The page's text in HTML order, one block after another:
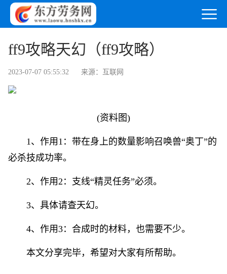
ff9攻略天幻（ff9攻略）
2023-07-07 05:55:32 来源：互联网
(资料图)
1、作用1：带在身上的数量影响召唤兽“奥丁”的
必杀技成功率。
2、作用2：支线“精灵任务”必须。
3、具体请查天幻。
4、作用3：合成时的材料，也需要不少。
本文分享完毕，希望对大家有所帮助。